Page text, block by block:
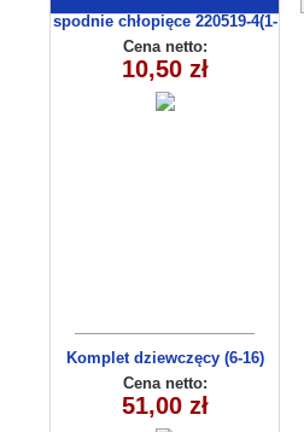
spodnie chłopięce 220519-4(1-
4) 4 szt
Cena netto:
10,50 zł
Komplet dziewczęcy (6-16)
8159
Cena netto:
51,00 zł